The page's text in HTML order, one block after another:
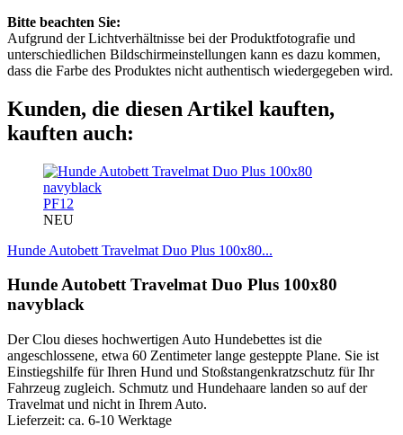
Bitte beachten Sie:
Aufgrund der Lichtverhältnisse bei der Produktfotografie und
unterschiedlichen Bildschirmeinstellungen kann es dazu kommen,
dass die Farbe des Produktes nicht authentisch wiedergegeben wird.
Kunden, die diesen Artikel kauften,
kauften auch:
PF12
NEU
Hunde Autobett Travelmat Duo Plus 100x80...
Hunde Autobett Travelmat Duo Plus 100x80
navyblack
Der Clou dieses hochwertigen Auto Hundebettes ist die
angeschlossene, etwa 60 Zentimeter lange gesteppte Plane. Sie ist
Einstiegshilfe für Ihren Hund und Stoßstangenkratzschutz für Ihr
Fahrzeug zugleich. Schmutz und Hundehaare landen so auf der
Travelmat und nicht in Ihrem Auto.
Lieferzeit: ca. 6-10 Werktage